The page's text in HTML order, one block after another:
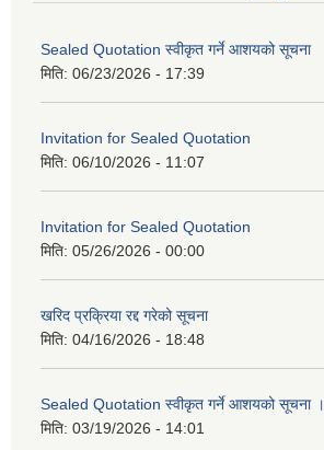
Sealed Quotation स्वीकृत गर्ने आशयको सूचना
मिति: 06/23/2026 - 17:39
Invitation for Sealed Quotation
मिति: 06/10/2026 - 11:07
Invitation for Sealed Quotation
मिति: 05/26/2026 - 00:00
खरिद प्रक्रिया रद्द गरेको सूचना
मिति: 04/16/2026 - 18:48
Sealed Quotation स्वीकृत गर्ने आशयको सूचना ।
मिति: 03/19/2026 - 14:01